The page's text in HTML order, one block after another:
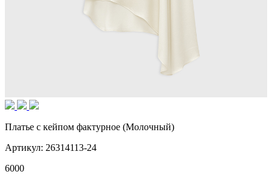
Платье с кейпом фактурное (Молочный)
Артикул: 26314113-24
6000